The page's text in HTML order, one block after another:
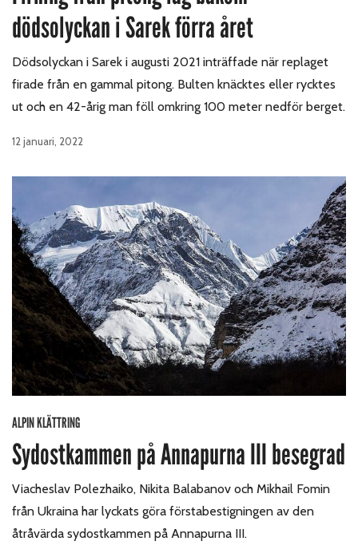
dödsolyckan i Sarek förra året
Dödsolyckan i Sarek i augusti 2021 inträffade när replaget
firade från en gammal pitong. Bulten knäcktes eller rycktes
ut och en 42-årig man föll omkring 100 meter nedför berget.
12 januari, 2022
ALPIN KLÄTTRING
Sydostkammen på Annapurna III besegrad
Viacheslav Polezhaiko, Nikita Balabanov och Mikhail Fomin
från Ukraina har lyckats göra förstabestigningen av den
åtråvärda sydostkammen på Annapurna III.